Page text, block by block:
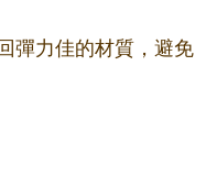
彈力佳的材質，避免